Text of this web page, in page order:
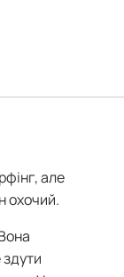
але
охочий.